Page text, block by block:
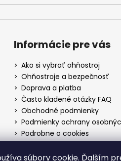
súbory cookie. Ďalším
Informácie pre vás
Ako si vybrať ohňostroj
Ohňostroje a bezpečnosť
Doprava a platba
Často kladené otázky FAQ
Obchodné podmienky
Podmienky ochrany
Podrobne o cookies
Postup pri reklamácií